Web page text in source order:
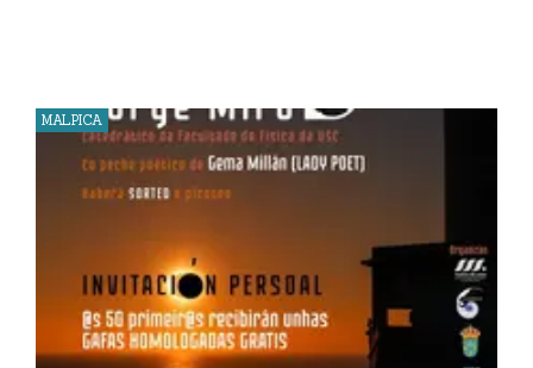
MALPICA